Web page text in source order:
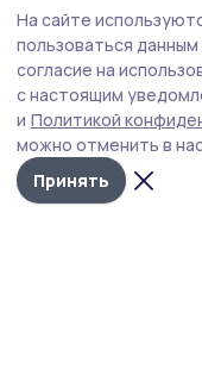
На сайте
пользоваться
согласие на
с настоящим
и Политикой
можно отменить в
Принять